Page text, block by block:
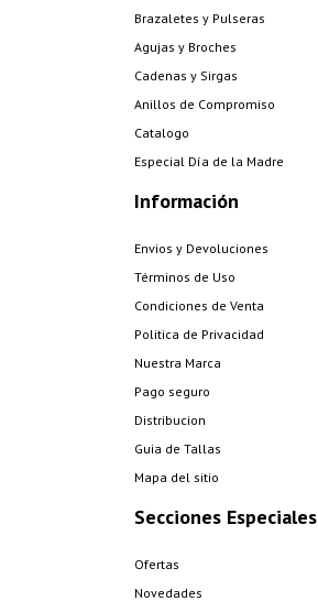
Brazaletes y Pulseras
Agujas y Broches
Cadenas y Sirgas
Anillos de Compromiso
Catalogo
Especial Día de la Madre
Información
Envios y Devoluciones
Términos de Uso
Condiciones de Venta
Politica de Privacidad
Nuestra Marca
Pago seguro
Distribucion
Guia de Tallas
Mapa del sitio
Secciones Especiales
Ofertas
Novedades